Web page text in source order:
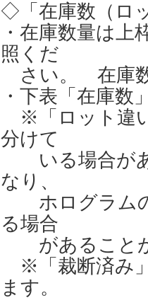
◇「在庫数（ロ
・在庫数量は上
照くだ
さい。 在庫数
・下表「在庫
※「ロット違
分けて
いる場合があ
なり、
ホログラムの
る場合
があること
※「裁断済み
ます。